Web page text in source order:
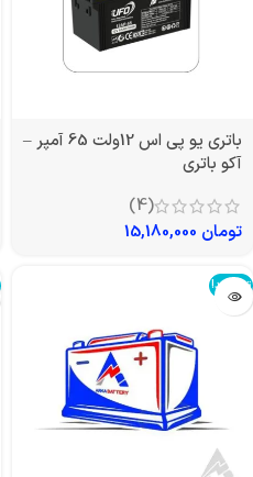
باتری یو پی اس 12ولت 65 آمپر –
آکو باتری
(4)
تومان
تمام شد!